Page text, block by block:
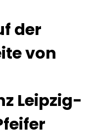
der
von
Leipzig-